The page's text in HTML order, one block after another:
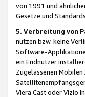
von 1991 und
Gesetze und
5. Verbreitung von
nutzen bzw. keine
Software-
ein Endnutzer
Zugelassenen
Viera Cast oder Vizio